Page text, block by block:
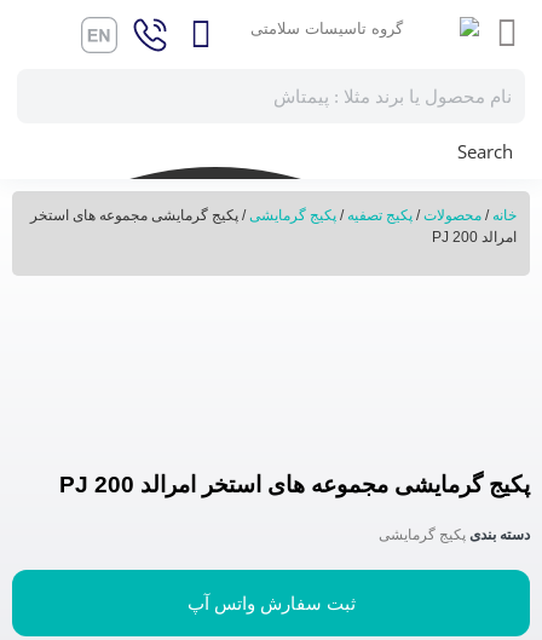
Search
خانه / محصولات/ پکیج تصفیه / پکیج گرمایشی/ پکیج گرمایشی مجموعه های استخر
امرالد PJ 200
پکیج گرمایشی مجموعه های استخر امرالد PJ 200
دسته بندی پکیج گرمایشی
ثبت سفارش واتس آپ